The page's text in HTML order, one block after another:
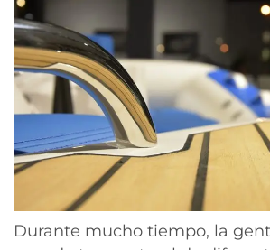
Durante mucho tiempo, la